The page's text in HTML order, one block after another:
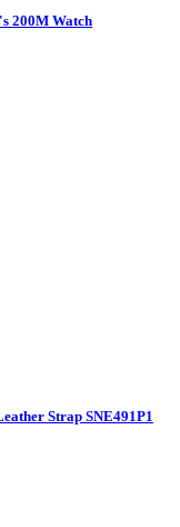
200M Watch
Strap SNE491P1